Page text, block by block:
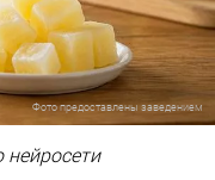
Фото предоставлены заведением